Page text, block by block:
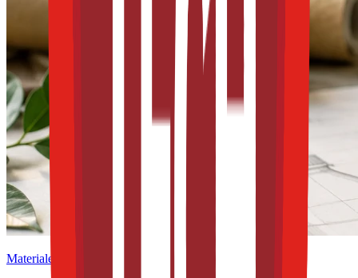
Materiales